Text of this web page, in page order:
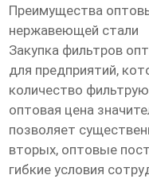
Преимущества
нержавеющей стали
Закупка фильтров
для предприятий,
количество
оптовая цена
позволяет
вторых, оптовые
гибкие условия